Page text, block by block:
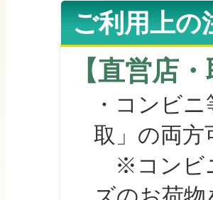
ご利用上の
【直営店
・コンビニ
取」の両方
※コンビニ